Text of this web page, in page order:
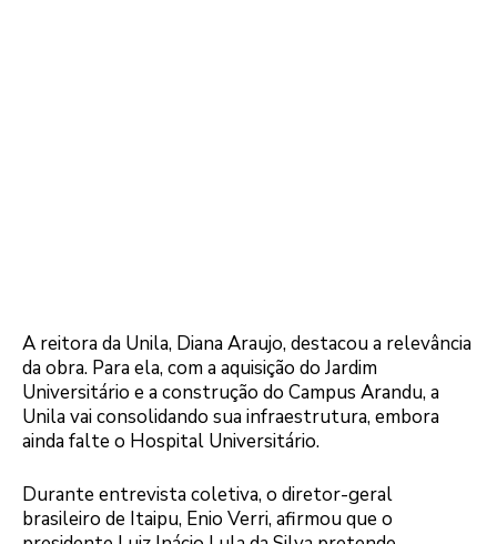
A reitora da Unila, Diana Araujo, destacou a relevância
da obra. Para ela, com a aquisição do Jardim
Universitário e a construção do Campus Arandu, a
Unila vai consolidando sua infraestrutura, embora
ainda falte o Hospital Universitário.
Durante entrevista coletiva, o diretor-geral
brasileiro de Itaipu, Enio Verri, afirmou que o